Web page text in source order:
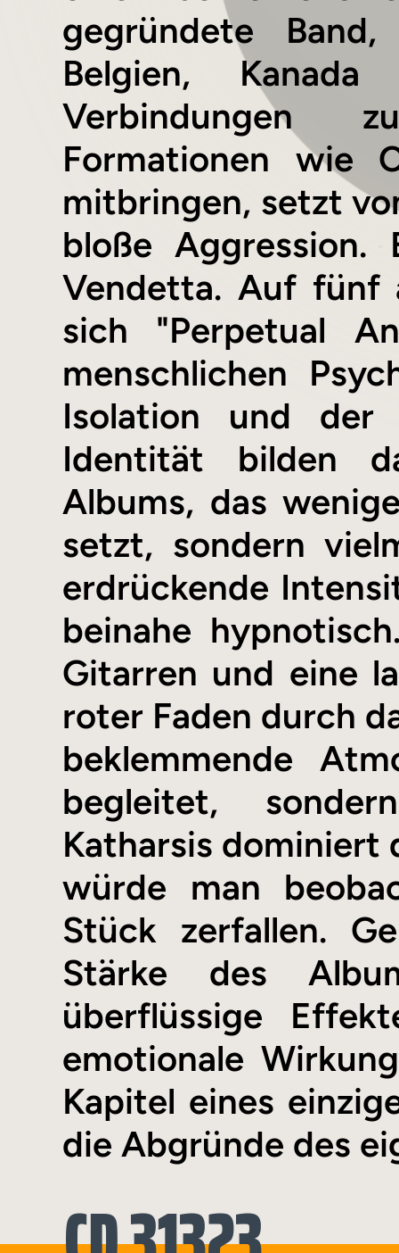
gegründete
Belgien,
Verbindungen
Formationen wie
mitbringen, setzt
bloße
Vendetta. Auf fünf
sich "Perpetual
menschlichen
Isolation und der
Identität bilden
Albums, das
setzt, sondern
erdrückende
beinahe
Gitarren und eine
roter Faden durch
beklemmende
begleitet,
Katharsis dominiert
würde man
Stück zerfallen.
Stärke des
überflüssige
emotionale
Kapitel eines
die Abgründe des